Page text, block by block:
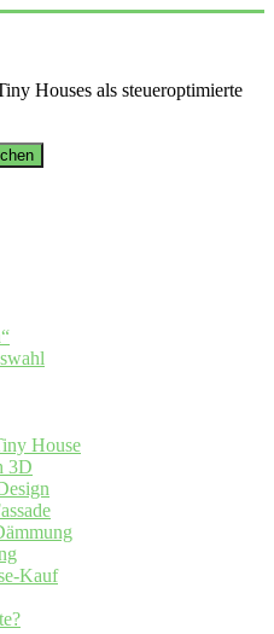
Houses als steueroptimierte
House
3D
Kauf